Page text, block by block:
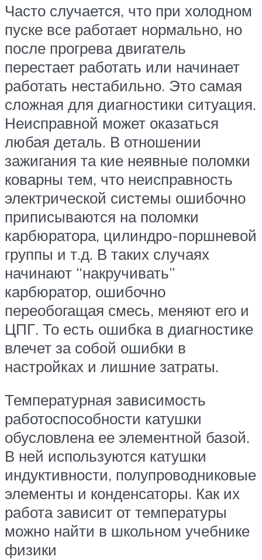
Часто случается, что при холодном
пуске все работает нормально, но
после прогрева двигатель
перестает работать или начинает
работать нестабильно. Это самая
сложная для диагностики ситуация.
Неисправной может оказаться
любая деталь. В отношении
зажигания та кие неявные поломки
коварны тем, что неисправность
электрической системы ошибочно
приписываются на поломки
карбюратора, цилиндро-поршневой
группы и т.д. В таких случаях
начинают “накручивать”
карбюратор, ошибочно
переобогащая смесь, меняют его и
ЦПГ. То есть ошибка в диагностике
влечет за собой ошибки в
настройках и лишние затраты.
Температурная зависимость
работоспособности катушки
обусловлена ее элементной базой.
В ней используются катушки
индуктивности, полупроводниковые
элементы и конденсаторы. Как их
работа зависит от температуры
можно найти в школьном учебнике
физики